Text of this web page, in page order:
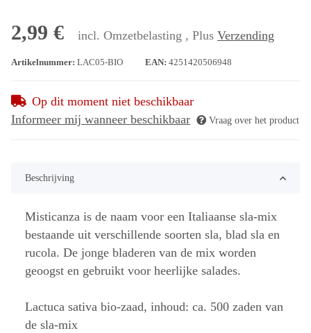
2,99 € incl. Omzetbelasting , Plus Verzending
Artikelnummer: LAC05-BIO EAN: 4251420506948
Op dit moment niet beschikbaar
Informeer mij wanneer beschikbaar
Vraag over het product
Beschrijving
Misticanza is de naam voor een Italiaanse sla-mix
bestaande uit verschillende soorten sla, blad sla en
rucola. De jonge bladeren van de mix worden
geoogst en gebruikt voor heerlijke salades.
Lactuca sativa bio-zaad, inhoud: ca. 500 zaden van
de sla-mix